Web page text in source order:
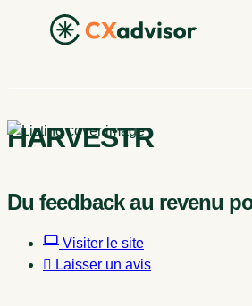
HARVESTR
Du feedback au revenu
Visiter le site
Laisser un avis